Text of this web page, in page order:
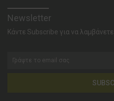
Newsletter
Κάντε Subscribe για να